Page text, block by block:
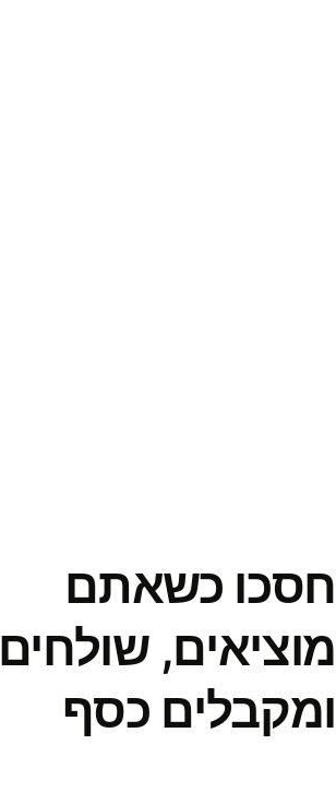
חסכו כשאתם
מוציאים, שולחים
ומקבלים כסף